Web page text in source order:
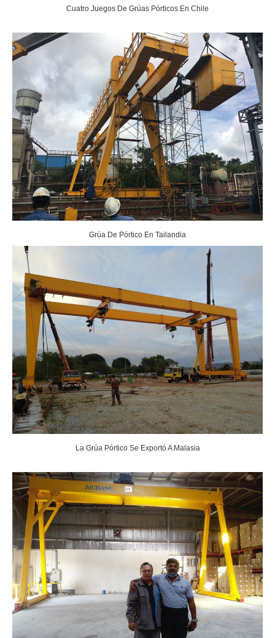
Cuatro Juegos De Grúas Pórticos En Chile
Grúa De Pórtico En Tailandia
La Grúa Pórtico Se Exportó A Malasia